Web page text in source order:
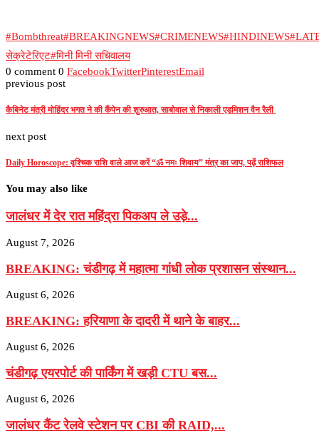
#Bombthreat#BREAKINGNEWS#CRIMENEWS#HINDINEWS
सेक्रेटेरिएट#मिनी मिनी सचिवालय
0 comment 0 FacebookTwitterPinterestEmail
previous post
कैबिनेट मंत्री मोहिंदर भगत ने की कैंपेन की शुरुआत, साबोवाल से निकाली एडमिशन वैन रैली
next post
Daily Horoscope: वृश्चिक राशि वाले आज करें “ॐ नमः शिवाय” मंत्र का जाप, पढ़ें राशिफल
You may also like
जालंधर में देर रात महिंद्रा पिकअप ले उड़े...
August 7, 2026
BREAKING: चंडीगढ़ में महात्मा गांधी लोक प्रशासन संस्थान...
August 6, 2026
BREAKING: हरियाणा के दादरी में थाने के बाहर...
August 6, 2026
चंडीगढ़ एयरपोर्ट की पार्किंग में खड़ी CTU बस...
August 6, 2026
जालंधर कैंट रेलवे स्टेशन पर CBI की RAID,...